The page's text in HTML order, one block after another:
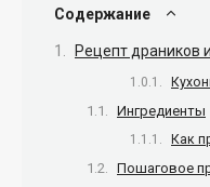
Содержание
Рецепт драников
Ингредиенты
Как
Пошаговое